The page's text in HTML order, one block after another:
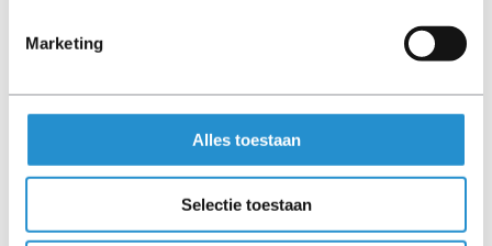
Marketing
Alles toestaan
Selectie toestaan
Hoogte
Hoogte
Diepte